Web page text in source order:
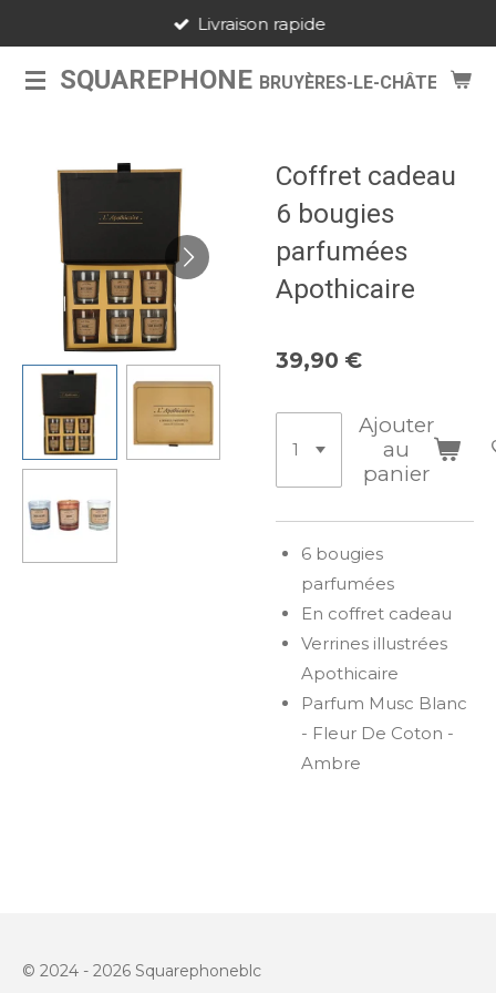
contenuSQUAREPHONE BRUYÈRES-LE-CHÂTEL
Livraison rapide
Coffret cadeau
6 bougies
parfumées
Apothicaire
39,90 €
Ajouter
au
panier
6 bougies
parfumées
En coffret cadeau
Verrines illustrées
Apothicaire
Parfum Musc Blanc
- Fleur De Coton -
Ambre
© 2024 - 2026 Squarephoneblc